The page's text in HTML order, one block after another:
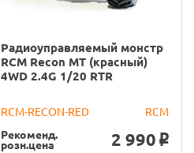
Радиоуправляемый монстр
RCM Recon MT (красный)
4WD 2.4G 1/20 RTR
RCM-RECON-RED
RCM
Рекоменд.
розн.цена 2 990 o